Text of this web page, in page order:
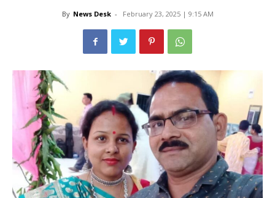
By News Desk - February 23, 2025 | 9:15 AM